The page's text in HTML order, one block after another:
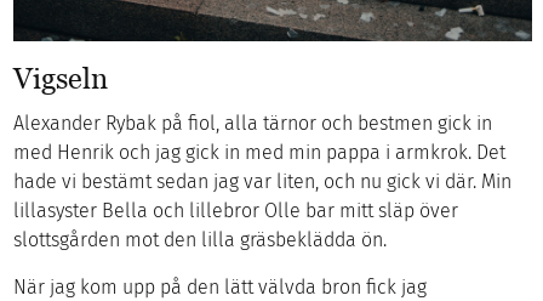
Vigseln
Alexander Rybak på fiol, alla tärnor och bestmen gick in
med Henrik och jag gick in med min pappa i armkrok. Det
hade vi bestämt sedan jag var liten, och nu gick vi där. Min
lillasyster Bella och lillebror Olle bar mitt släp över
slottsgården mot den lilla gräsbeklädda ön.
När jag kom upp på den lätt välvda bron fick jag